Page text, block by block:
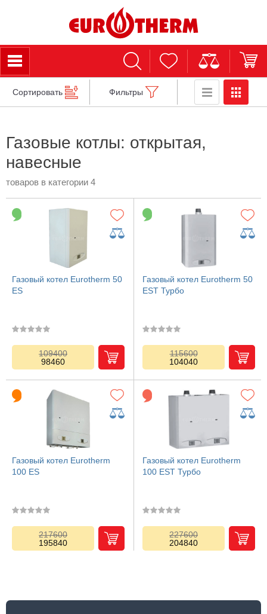
Сортировать Фильтры
Газовые котлы: открытая,
навесные
товаров в категории 4
Газовый котел Eurotherm 50
ES
109400
98460
Газовый котел Eurotherm 50
EST Турбо
115600
104040
Газовый котел Eurotherm
100 ES
217600
195840
Газовый котел Eurotherm
100 EST Турбо
227600
204840